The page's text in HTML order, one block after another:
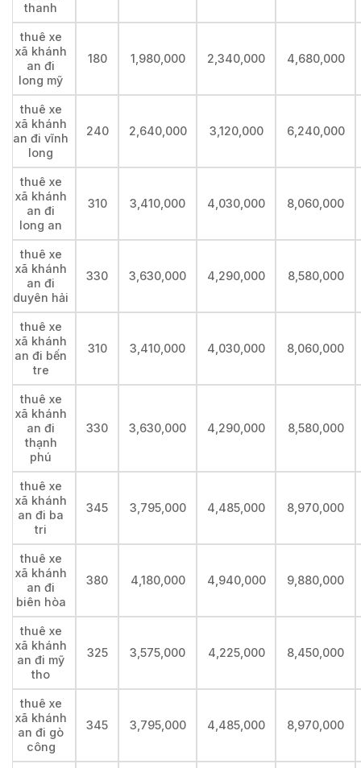
thanh
thuê xe
xã khánh
an đi
long mỹ
180 1,980,000 2,340,000 4,680,000
thuê xe
xã khánh
an đi vĩnh
long
240 2,640,000 3,120,000 6,240,000
thuê xe
xã khánh
an đi
long an
310 3,410,000 4,030,000 8,060,000
thuê xe
xã khánh
an đi
duyên hải
330 3,630,000 4,290,000 8,580,000
thuê xe
xã khánh
an đi bến
tre
310 3,410,000 4,030,000 8,060,000
thuê xe
xã khánh
an đi
thạnh
phú
330 3,630,000 4,290,000 8,580,000
thuê xe
xã khánh
an đi ba
tri
345 3,795,000 4,485,000 8,970,000
thuê xe
xã khánh
an đi
biên hòa
380 4,180,000 4,940,000 9,880,000
thuê xe
xã khánh
an đi mỹ
tho
325 3,575,000 4,225,000 8,450,000
thuê xe
xã khánh
an đi gò
công
345 3,795,000 4,485,000 8,970,000